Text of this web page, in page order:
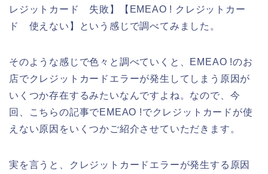
レジットカード 失敗】【EMEAO ! クレジットカー
ド 使えない】という感じで調べてみました。
そのような感じで色々と調べていくと、EMEAO !のお
店でクレジットカードエラーが発生してしまう原因が
いくつか存在するみたいなんですよね。なので、今
回、こちらの記事でEMEAO !でクレジットカードが使
えない原因をいくつかご紹介させていただきます。
実を言うと、クレジットカードエラーが発生する原因